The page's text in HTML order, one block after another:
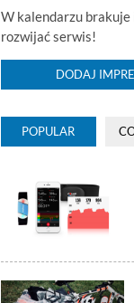
W kalendarzu brakuje
rozwijać serwis!
DODAJ
POPULAR